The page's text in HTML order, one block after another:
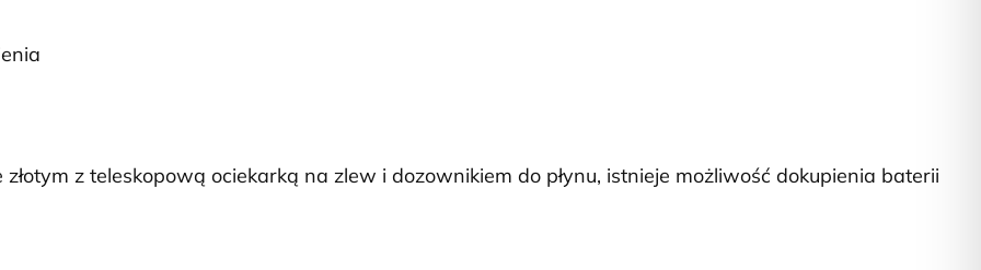
z teleskopową ociekarką na zlew i dozownikiem do płynu, istnieje możliwość dokupienia baterii